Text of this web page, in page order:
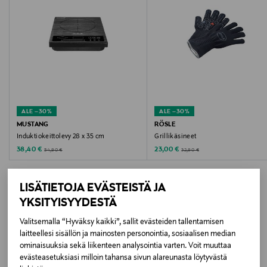
LISÄTIETOJA EVÄSTEISTÄ JA
YKSITYISYYDESTÄ
Valitsemalla “Hyväksy kaikki”, sallit evästeiden tallentamisen
laitteellesi sisällön ja mainosten personointia, sosiaalisen median
ominaisuuksia sekä liikenteen analysointia varten. Voit muuttaa
evästeasetuksiasi milloin tahansa sivun alareunasta löytyvästä
Hoito-ohjeet
Käsinpesu. Puhdista käytön jälkeen.
Koko
43 x 16.5 x 3&nbsp; CM
Valmistusmaa
Kiina
Valmistajan tuotenumero
23954
ALE –30%
MUSTANG
Induktiokeittolevy 28 x 35 cm
Discounted Price
38,40 € Original Price
54,90 €
ALE –30%
RÖSLE
Grillikäsineet
Discounted Price
23,00 € Original Price
32,90 €
LISÄÄ KIINNOSTAVIA
TUOTTEITA